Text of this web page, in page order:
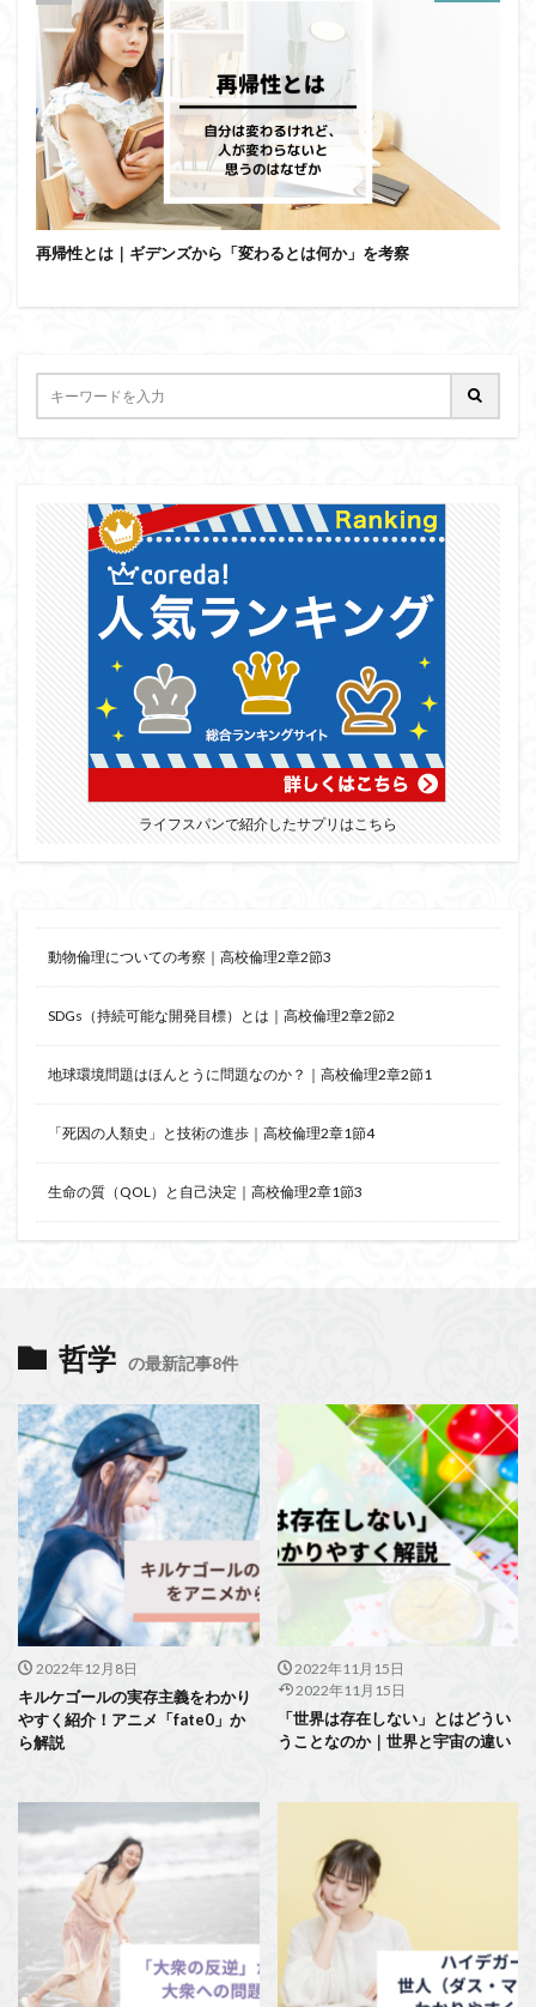
再帰性とは｜ギデンズから「変わるとは何か」を考察
ライフスパンで紹介したサプリはこちら
動物倫理についての考察｜高校倫理2章2節3
SDGs（持続可能な開発目標）とは｜高校倫理2章2節2
地球環境問題はほんとうに問題なのか？｜高校倫理2章2節1
「死因の人類史」と技術の進歩｜高校倫理2章1節4
生命の質（QOL）と自己決定｜高校倫理2章1節3
哲学 の最新記事8件
2022年12月8日
キルケゴールの実存主義をわかり
やすく紹介！アニメ「fate0」か
ら解説
2022年11月15日
2022年11月15日
「世界は存在しない」とはどうい
うことなのか｜世界と宇宙の違い